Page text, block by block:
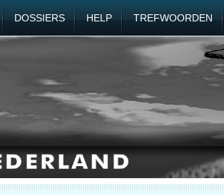
DOSSIERS HELP TREFWOORDEN